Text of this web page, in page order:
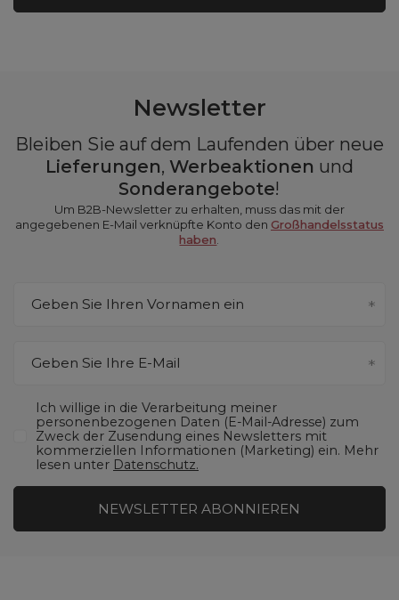
Newsletter
Bleiben Sie auf dem Laufenden über neue
Lieferungen, Werbeaktionen und
Sonderangebote!
Um B2B-Newsletter zu erhalten, muss das mit der
angegebenen E-Mail verknüpfte Konto den Großhandelsstatus
haben.
Geben Sie Ihren Vornamen ein
Geben Sie Ihre E-Mail
Ich willige in die Verarbeitung meiner
personenbezogenen Daten (E-Mail-Adresse) zum
Zweck der Zusendung eines Newsletters mit
kommerziellen Informationen (Marketing) ein. Mehr
lesen unter Datenschutz.
NEWSLETTER ABONNIEREN